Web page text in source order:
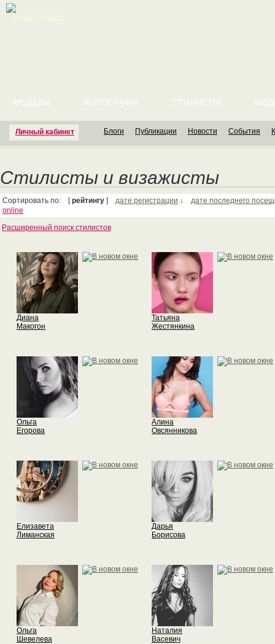
Личный кабинет
МОДЕЛИ ФОТОГРАФЫ СТИЛИСТЫ
Блоги Публикации Новости События
Стилисты и визажисты
Сортировать по: [рейтингу ] дате регистрации ↓ дате последнего
online
Расширенный поиск стилистов
Диана
Макогон
Татьяна
Жестянкина
Ольга
Егорова
Алина
Овсянникова
Елизавета
Лиманская
Дарья
Борисова
Ольга
Шевелева
Наталия
Васевич